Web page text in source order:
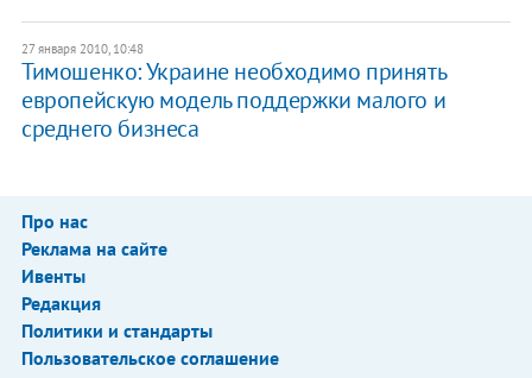
27 января 2010, 10:48
Тимошенко: Украине необходимо принять
европейскую модель поддержки малого и
среднего бизнеса
Про нас
Реклама на сайте
Ивенты
Редакция
Политики и стандарты
Пользовательское соглашение